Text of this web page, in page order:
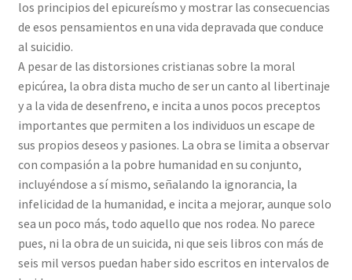
los principios del epicureísmo y mostrar las consecuencias
de esos pensamientos en una vida depravada que conduce
al suicidio.
A pesar de las distorsiones cristianas sobre la moral
epicúrea, la obra dista mucho de ser un canto al libertinaje
y a la vida de desenfreno, e incita a unos pocos preceptos
importantes que permiten a los individuos un escape de
sus propios deseos y pasiones. La obra se limita a observar
con compasión a la pobre humanidad en su conjunto,
incluyéndose a sí mismo, señalando la ignorancia, la
infelicidad de la humanidad, e incita a mejorar, aunque solo
sea un poco más, todo aquello que nos rodea. No parece
pues, ni la obra de un suicida, ni que seis libros con más de
seis mil versos puedan haber sido escritos en intervalos de